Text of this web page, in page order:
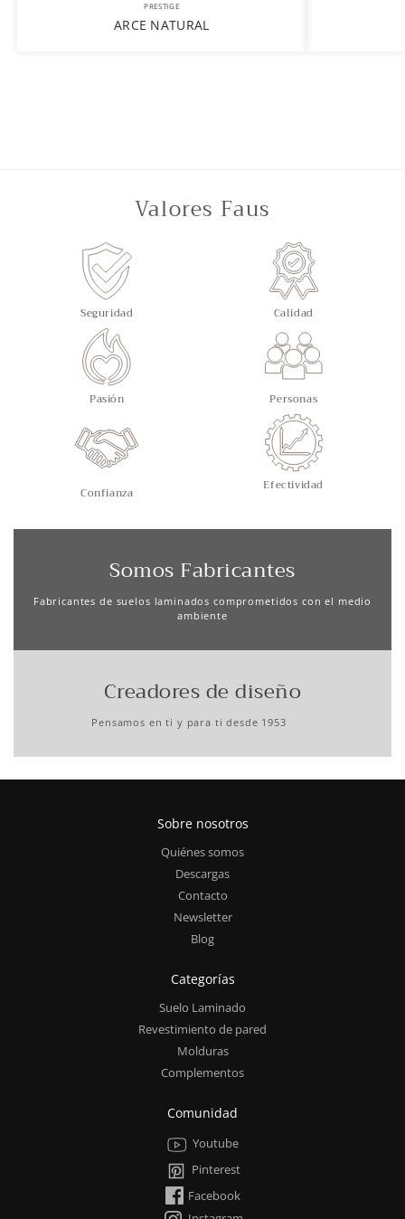
PRESTIGE
ARCE NATURAL
Valores Faus
Seguridad Calidad
Pasión Personas
Confianza Efectividad
Somos Fabricantes
Fabricantes de suelos laminados comprometidos con el medio
ambiente
Creadores de diseño
Pensamos en ti y para ti desde 1953
Sobre nosotros
Quiénes somos
Descargas
Contacto
Newsletter
Blog
Categorías
Suelo Laminado
Revestimiento de pared
Molduras
Complementos
Comunidad
Youtube
Pinterest
Facebook